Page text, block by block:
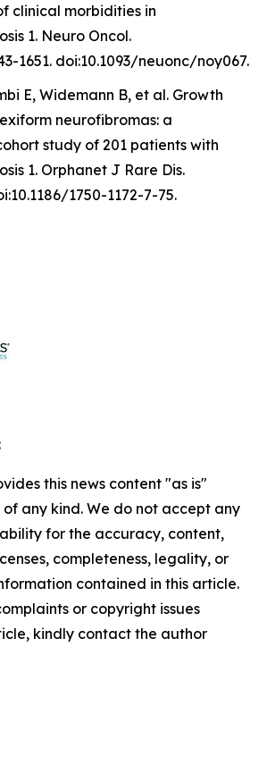
clinical morbidities in
1. Neuro Oncol.
1651. doi:10.1093/neuonc/noy067.
E, Widemann B, et al. Growth
neurofibromas: a
study of 201 patients with
1. Orphanet J Rare Dis.
1750-1172-7-75.
this news content "as is"
any kind. We do not accept any
for the accuracy, content,
completeness, legality, or
contained in this article.
or copyright issues
kindly contact the author